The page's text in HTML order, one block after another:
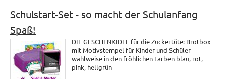
Schulstart-Set - so macht der Schulanfang
Spaß!
DIE GESCHENKIDEE für die Zuckertüte: Brotbox
mit Motivstempel für Kinder und Schüler -
wahlweise in den fröhlichen Farben blau, rot,
pink, hellgrün